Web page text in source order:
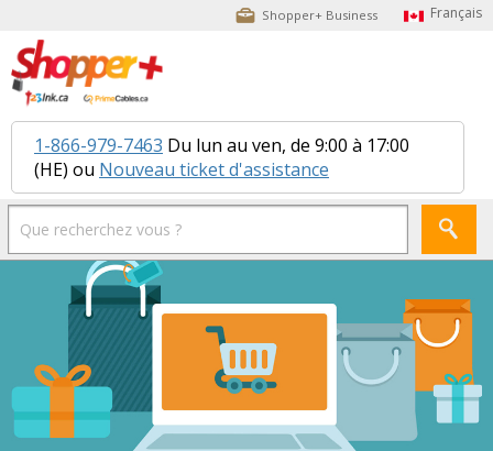
Shopper+ Business
1-866-979-7463 Du lun au ven, de 9:00 à 17:00
(HE) ou Nouveau ticket d'assistance